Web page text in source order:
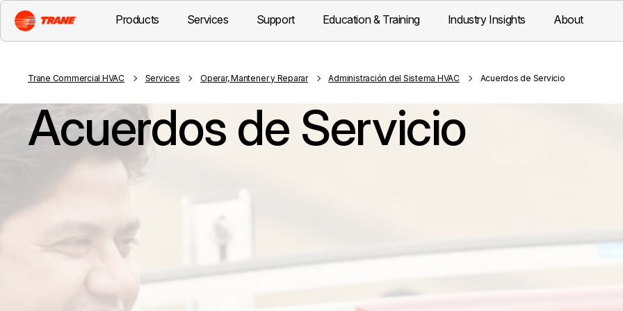
Products Services Support Education & Training Industry Insights About
Trane Commercial HVAC Services Operar, Mantener y Reparar Administración del Sistema HVAC Acuerdos de Servicio
Acuerdos de Servicio